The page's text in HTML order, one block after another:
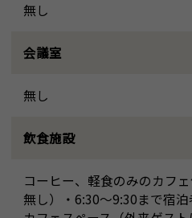
無し
会議室
無し
飲食施設
コーヒー、軽食のみのカフ
無し）・6:30～9:30まで宿